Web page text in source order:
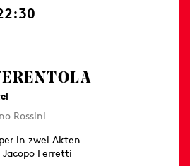
Rossini
in zwei Akten
Ferretti